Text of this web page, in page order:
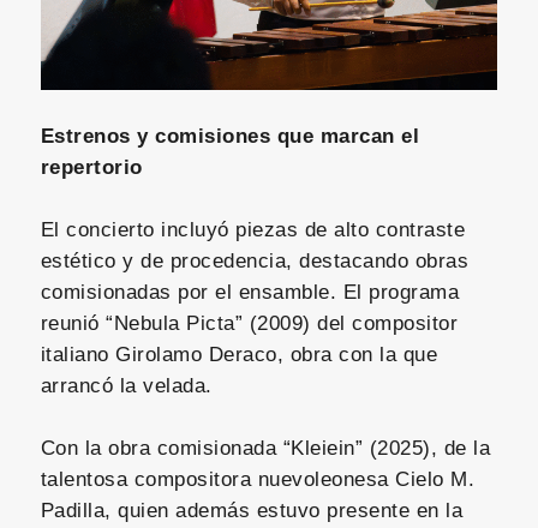
Estrenos y comisiones que marcan el
repertorio
El concierto incluyó piezas de alto contraste
estético y de procedencia, destacando obras
comisionadas por el ensamble. El programa
reunió “Nebula Picta” (2009) del compositor
italiano Girolamo Deraco, obra con la que
arrancó la velada.
Con la obra comisionada “Kleiein” (2025), de la
talentosa compositora nuevoleonesa Cielo M.
Padilla, quien además estuvo presente en la